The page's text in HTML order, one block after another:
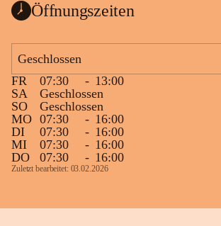
Öffnungszeiten
Geschlossen
FR
07:30 - 13:00
SA
Geschlossen
SO
Geschlossen
MO 07:30 - 16:00
DI
07:30 - 16:00
MI
07:30 - 16:00
DO
07:30 - 16:00
Zuletzt bearbeitet: 03.02.2026